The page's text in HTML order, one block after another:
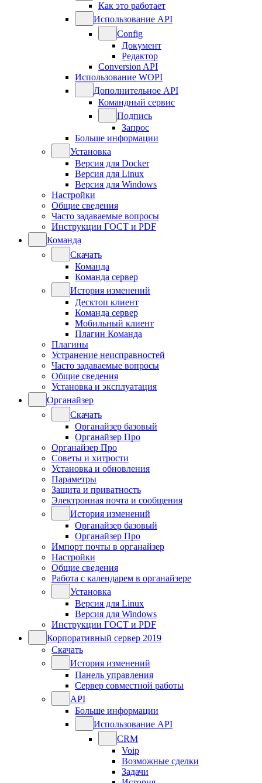
Как это работает
Использование API
Config
Документ
Редактор
Conversion API
Использование WOPI
Дополнительное API
Командный сервис
Подпись
Запрос
Больше информации
Установка
Версия для Docker
Версия для Linux
Версия для Windows
Настройки
Общие сведения
Часто задаваемые вопросы
Инструкции ГОСТ и PDF
Команда
Скачать
Команда
Команда сервер
История изменений
Десктоп клиент
Команда сервер
Мобильный клиент
Плагин Команда
Плагины
Устранение неисправностей
Часто задаваемые вопросы
Общие сведения
Установка и эксплуатация
Органайзер
Скачать
Органайзер базовый
Органайзер Про
Органайзер Про
Советы и хитрости
Установка и обновления
Параметры
Защита и приватность
Электронная почта и сообщения
История изменений
Органайзер базовый
Органайзер Про
Импорт почты в органайзер
Настройки
Общие сведения
Работа с календарем в органайзере
Установка
Версия для Linux
Версия для Windows
Инструкции ГОСТ и PDF
Корпоративный сервер 2019
Скачать
История изменений
Панель управления
Сервер совместной работы
API
Больше информации
Использование API
CRM
Voip
Возможные сделки
Задачи